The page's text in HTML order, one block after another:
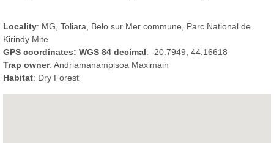
Locality: MG, Toliara, Belo sur Mer commune, Parc National de
Kirindy Mite
GPS coordinates: WGS 84 decimal: -20.7949, 44.16618
Trap owner: Andriamanampisoa Maximain
Habitat: Dry Forest